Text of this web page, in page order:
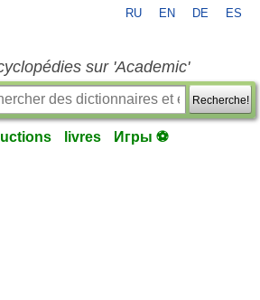
RU EN DE ES
sur 'Academic'
Recherche!
livres Игры ⚽